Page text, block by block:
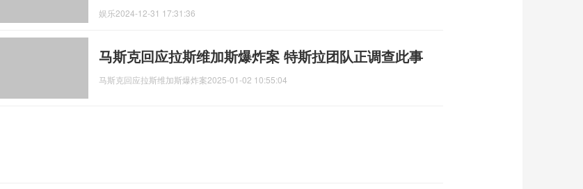
娱乐2024-12-31 17:31:36
马斯克回应拉斯维加斯爆炸案 特斯拉团队正调查此事
马斯克回应拉斯维加斯爆炸案2025-01-02 10:55:04